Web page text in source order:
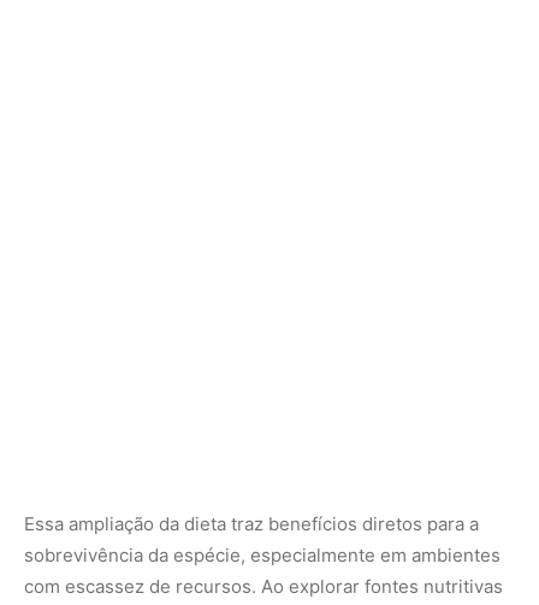
Essa ampliação da dieta traz benefícios diretos para a
sobrevivência da espécie, especialmente em ambientes
com escassez de recursos. Ao explorar fontes nutritivas